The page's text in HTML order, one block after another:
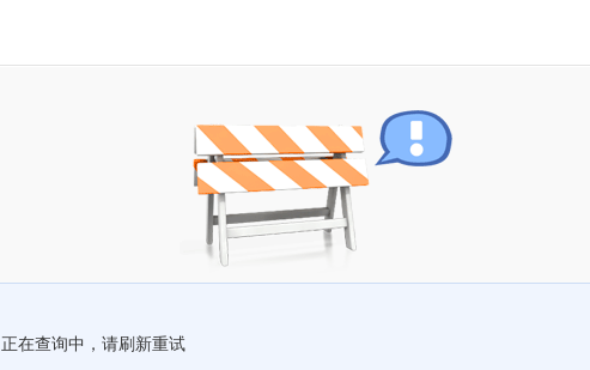
正在查询中，请刷新重试